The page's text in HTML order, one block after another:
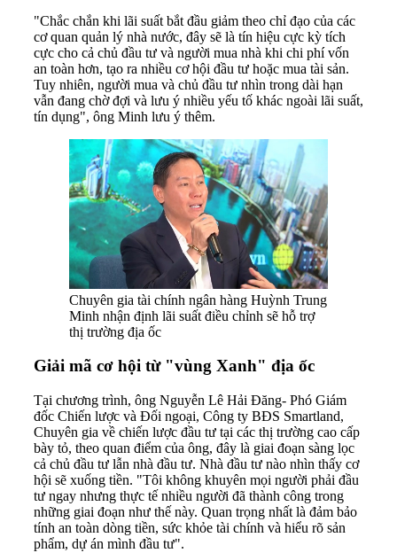
"Chắc chắn khi lãi suất bắt đầu giảm theo chỉ đạo của các
cơ quan quản lý nhà nước, đây sẽ là tín hiệu cực kỳ tích
cực cho cả chủ đầu tư và người mua nhà khi chi phí vốn
an toàn hơn, tạo ra nhiều cơ hội đầu tư hoặc mua tài sản.
Tuy nhiên, người mua và chủ đầu tư nhìn trong dài hạn
vẫn đang chờ đợi và lưu ý nhiều yếu tố khác ngoài lãi suất,
tín dụng", ông Minh lưu ý thêm.
Chuyên gia tài chính ngân hàng Huỳnh Trung
Minh nhận định lãi suất điều chỉnh sẽ hỗ trợ
thị trường địa ốc
Giải mã cơ hội từ "vùng Xanh" địa ốc
Tại chương trình, ông Nguyễn Lê Hải Đăng- Phó Giám
đốc Chiến lược và Đối ngoại, Công ty BĐS Smartland,
Chuyên gia về chiến lược đầu tư tại các thị trường cao cấp
bày tỏ, theo quan điểm của ông, đây là giai đoạn sàng lọc
cả chủ đầu tư lẫn nhà đầu tư. Nhà đầu tư nào nhìn thấy cơ
hội sẽ xuống tiền. "Tôi không khuyên mọi người phải đầu
tư ngay nhưng thực tế nhiều người đã thành công trong
những giai đoạn như thế này. Quan trọng nhất là đảm bảo
tính an toàn dòng tiền, sức khỏe tài chính và hiểu rõ sản
phẩm, dự án mình đầu tư".